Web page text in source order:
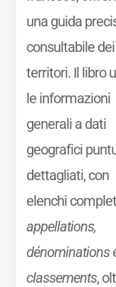
una guida
consultabile dei
territori. Il libro
le informazioni
generali a dati
geografici
dettagliati, con
elenchi
appellations,
dénominations
classements,